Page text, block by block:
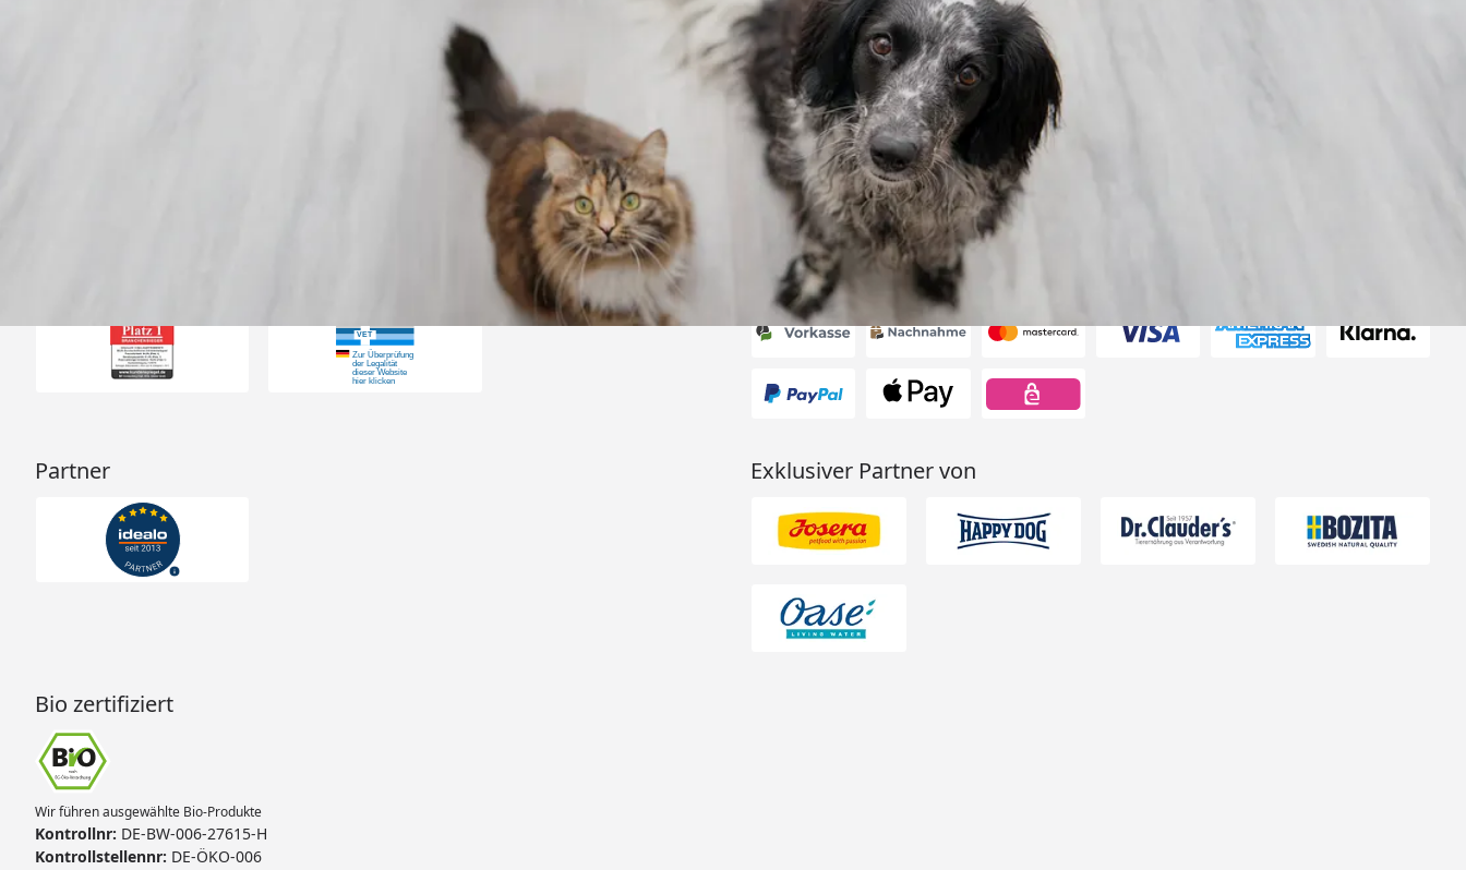
„Gute Erfahrung mit
Zoologo,schnelle Lieferung, alles
top“
31.07.2026
Versand
Akzeptierte Zahlungsarten
Partner Exklusiver Partner von
Bio zertifiziert
Wir führen ausgewählte Bio-Produkte
Kontrollnr: DE-BW-006-27615-H
Kontrollstellennr: DE-ÖKO-006